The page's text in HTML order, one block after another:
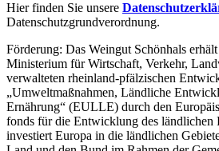
Hier finden Sie unsere
Datenschutzgrundverordnung.
Förderung: Das Weingut Schönhals
Minis­terium für Wirtschaft, Verkehr,
verwal­teten rhein­land-pfälzischen
„Umwelt­maßnahmen, Länd­liche
Ernährung“ (EULLE) durch den
fonds für die Entwick­lung des länd­lichen
investiert Europa in die ländlichen